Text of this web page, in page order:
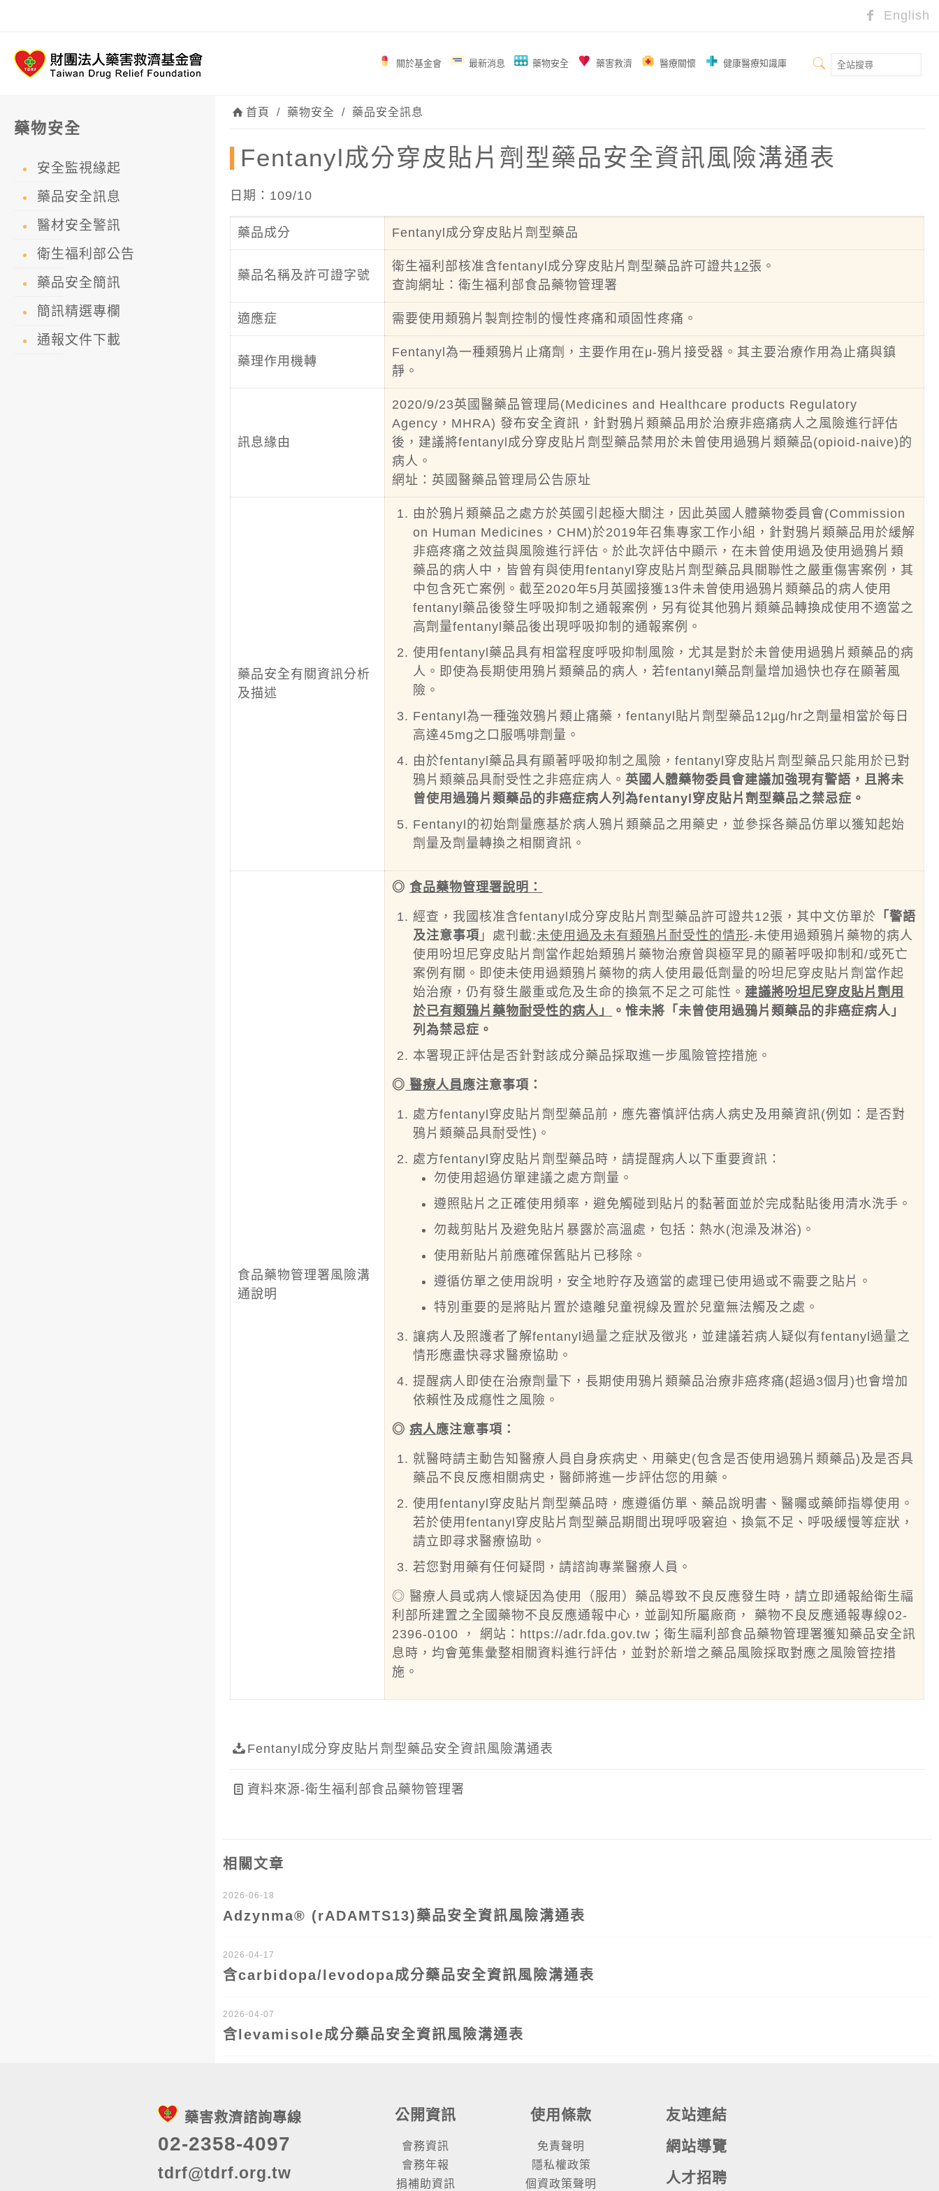
English
關於基金會 最新消息 藥物安全 藥害救濟 醫療關懷 健康醫療知識庫
首頁 / 藥物安全 / 藥品安全訊息
Fentanyl成分穿皮貼片劑型藥品安全資訊風險溝通表
日期：109/10
藥品成分 Fentanyl成分穿皮貼片劑型藥品
藥品名稱及許可證字號
衛生福利部核准含fentanyl成分穿皮貼片劑型藥品許可證共12張。
查詢網址：衛生福利部食品藥物管理署
適應症 需要使用類鴉片製劑控制的慢性疼痛和頑固性疼痛。
藥理作用機轉
Fentanyl為一種類鴉片止痛劑，主要作用在μ-鴉片接受器。其主要治療作用為止痛與鎮
靜。
訊息緣由
2020/9/23英國醫藥品管理局(Medicines and Healthcare products Regulatory
Agency，MHRA) 發布安全資訊，針對鴉片類藥品用於治療非癌痛病人之風險進行評估
後，建議將fentanyl成分穿皮貼片劑型藥品禁用於未曾使用過鴉片類藥品(opioid-naive)的
病人。
網址： 英國醫藥品管理局公告原址
藥品安全有關資訊分析
及描述
由於鴉片類藥品之處方於英國引起極大關注，因此英國人體藥物委員會(Commission
on Human Medicines，CHM)於2019年召集專家工作小組，針對鴉片類藥品用於緩解
非癌疼痛之效益與風險進行評估。於此次評估中顯示，在未曾使用過及使用過鴉片類
藥品的病人中，皆曾有與使用fentanyl穿皮貼片劑型藥品具關聯性之嚴重傷害案例，其
中包含死亡案例。截至2020年5月英國接獲13件未曾使用過鴉片類藥品的病人使用
fentanyl藥品後發生呼吸抑制之通報案例，另有從其他鴉片類藥品轉換成使用不適當之
高劑量fentanyl藥品後出現呼吸抑制的通報案例。
使用fentanyl藥品具有相當程度呼吸抑制風險，尤其是對於未曾使用過鴉片類藥品的病
人。即使為長期使用鴉片類藥品的病人，若fentanyl藥品劑量增加過快也存在顯著風
險。
Fentanyl為一種強效鴉片類止痛藥，fentanyl貼片劑型藥品12µg/hr之劑量相當於每日
高達45mg之口服嗎啡劑量。
由於fentanyl藥品具有顯著呼吸抑制之風險，fentanyl穿皮貼片劑型藥品只能用於已對
鴉片類藥品具耐受性之非癌症病人。 英國人體藥物委員會建議加強現有警語，且將未
曾使用過鴉片類藥品的非癌症病人列為fentanyl穿皮貼片劑型藥品之禁忌症。
Fentanyl的初始劑量應基於病人鴉片類藥品之用藥史，並參採各藥品仿單以獲知起始
劑量及劑量轉換之相關資訊。
食品藥物管理署風險溝
通說明
◎食品藥物管理署說明：
經查，我國核准含fentanyl成分穿皮貼片劑型藥品許可證共12張，其中文仿單於 「警語
及注意事項 」處刊載:未使用過及未有類鴉片耐受性的情形-未使用過類鴉片藥物的病人
使用吩坦尼穿皮貼片劑當作起始類鴉片藥物治療曾與極罕見的顯著呼吸抑制和/或死亡
案例有關。即使未使用過類鴉片藥物的病人使用最低劑量的吩坦尼穿皮貼片劑當作起
始治療，仍有發生嚴重或危及生命的換氣不足之可能性。 建議將吩坦尼穿皮貼片劑用
於已有類鴉片藥物耐受性的病人」
。惟未將「未曾使用過鴉片類藥品的非癌症病人」
列為禁忌症。
本署現正評估是否針對該成分藥品採取進一步風險管控措施。
◎ 醫療人員應注意事項：
處方fentanyl穿皮貼片劑型藥品前，應先審慎評估病人病史及用藥資訊(例如：是否對
鴉片類藥品具耐受性)。
處方fentanyl穿皮貼片劑型藥品時，請提醒病人以下重要資訊：
勿使用超過仿單建議之處方劑量。
遵照貼片之正確使用頻率，避免觸碰到貼片的黏著面並於完成黏貼後用清水洗手。
勿裁剪貼片及避免貼片暴露於高溫處，包括：熱水(泡澡及淋浴)。
使用新貼片前應確保舊貼片已移除。
遵循仿單之使用說明，安全地貯存及適當的處理已使用過或不需要之貼片。
特別重要的是將貼片置於遠離兒童視線及置於兒童無法觸及之處。
讓病人及照護者了解fentanyl過量之症狀及徵兆，並建議若病人疑似有fentanyl過量之
情形應盡快尋求醫療協助。
提醒病人即使在治療劑量下，長期使用鴉片類藥品治療非癌疼痛(超過3個月)也會增加
依賴性及成癮性之風險。
◎病人應注意事項：
就醫時請主動告知醫療人員自身疾病史、用藥史(包含是否使用過鴉片類藥品)及是否具
藥品不良反應相關病史，醫師將進一步評估您的用藥。
使用fentanyl穿皮貼片劑型藥品時，應遵循仿單、藥品說明書、醫囑或藥師指導使用。
若於使用fentanyl穿皮貼片劑型藥品期間出現呼吸窘迫、換氣不足、呼吸緩慢等症狀，
請立即尋求醫療協助。
若您對用藥有任何疑問，請諮詢專業醫療人員。
◎ 醫療人員或病人懷疑因為使用（服用）藥品導致不良反應發生時，請立即通報給衛生福
利部所建置之全國藥物不良反應通報中心，並副知所屬廠商， 藥物不良反應通報專線02-
2396-0100 ， 網站： https://adr.fda.gov.tw ；衛生福利部食品藥物管理署獲知藥品安全訊
息時，均會蒐集彙整相關資料進行評估，並對於新增之藥品風險採取對應之風險管控措
施。
Fentanyl成分穿皮貼片劑型藥品安全資訊風險溝通表
資料來源-衛生福利部食品藥物管理署
相關文章
2026-06-18
Adzynma® (rADAMTS13)藥品安全資訊風險溝通表
2026-04-17
含carbidopa/levodopa成分藥品安全資訊風險溝通表
2026-04-07
含levamisole成分藥品安全資訊風險溝通表
藥物安全
安全監視緣起
藥品安全訊息
醫材安全警訊
衛生福利部公告
藥品安全簡訊
簡訊精選專欄
通報文件下載
藥害救濟諮詢專線
02-2358-4097
tdrf@tdrf.org.tw
公開資訊
會務資訊
會務年報
捐補助資訊
使用條款
免責聲明
隱私權政策
個資政策聲明
友站連結
網站導覽
人才招聘